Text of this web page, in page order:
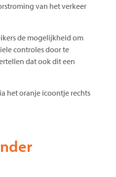
van het verkeer
de mogelijkheid om
controles door te
dat ook dit een
het oranje icoontje rechts